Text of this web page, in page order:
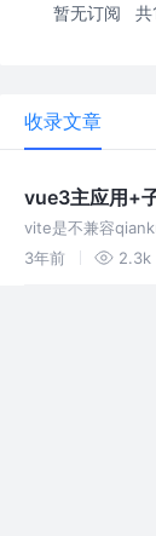
暂无订阅 共
收录文章
vue3主应用+
录
vite是不兼容
plugin-qiankun）
3年前 2.3k